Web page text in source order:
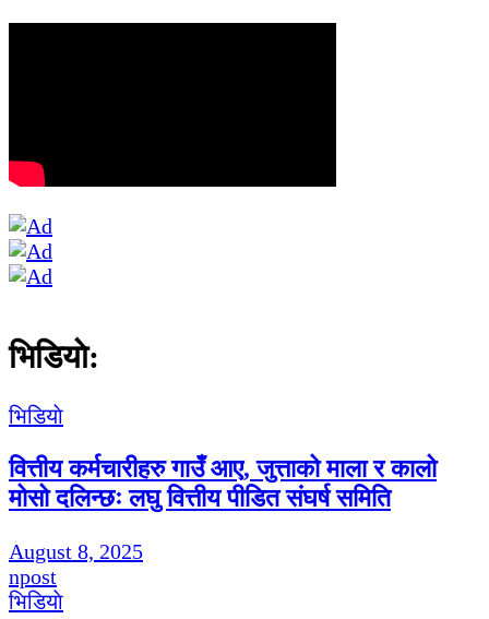
भिडियाे:
भिडियाे
वित्तीय कर्मचारीहरु गाउँ आए, जुत्ताको माला र कालो
मोसो दलिन्छः लघु वित्तीय पीडित संघर्ष समिति
August 8, 2025
npost
भिडियाे